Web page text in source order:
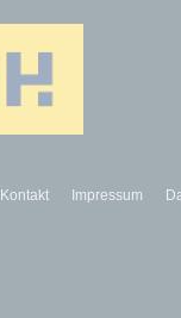
Kontakt Impressum